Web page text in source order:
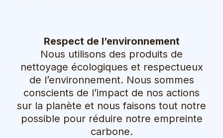
Respect de l’environnement
Nous utilisons des produits de
nettoyage écologiques et respectueux
de l’environnement. Nous sommes
conscients de l’impact de nos actions
sur la planète et nous faisons tout notre
possible pour réduire notre empreinte
carbone.